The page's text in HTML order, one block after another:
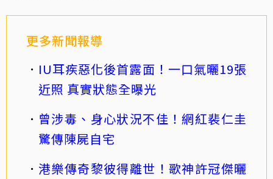
更多新聞報導
IU耳疾惡化後首露面！一口氣曬19張
近照 真實狀態全曝光
曾涉毒、身心狀況不佳！網紅裴仁圭
驚傳陳屍自宅
港樂傳奇黎彼得離世！歌神許冠傑曬